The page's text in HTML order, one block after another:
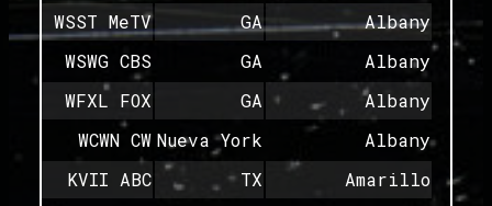
Albany
GA
WSST MeTV
Albany
GA
WSWG CBS
Albany
GA
WFXL FOX
Albany
Nueva York
WCWN CW
Amarillo
TX
KVII ABC